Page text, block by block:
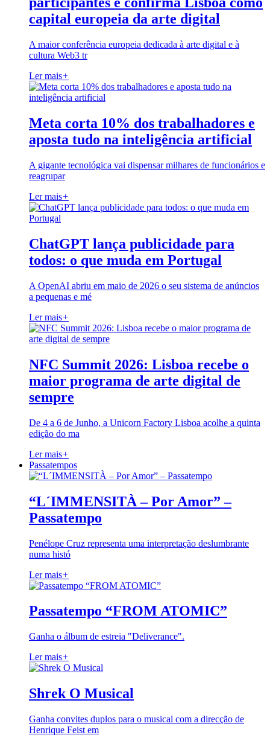
capital europeia da arte digital
A maior conferência europeia dedicada à arte digital e à
cultura Web3 tr
Ler mais+
Meta corta 10% dos trabalhadores e
aposta tudo na inteligência artificial
A gigante tecnológica vai dispensar milhares de funcionários e
reagrupar
Ler mais+
ChatGPT lança publicidade para
todos: o que muda em Portugal
A OpenAI abriu em maio de 2026 o seu sistema de anúncios
a pequenas e mé
Ler mais+
NFC Summit 2026: Lisboa recebe o
maior programa de arte digital de
sempre
De 4 a 6 de Junho, a Unicorn Factory Lisboa acolhe a quinta
edição do ma
Ler mais+
Passatempos
“L´IMMENSITÀ – Por Amor” –
Passatempo
Penélope Cruz representa uma interpretação deslumbrante
numa histó
Ler mais+
Passatempo “FROM ATOMIC”
Ganha o álbum de estreia "Deliverance".
Ler mais+
Shrek O Musical
Ganha convites duplos para o musical com a direcção de
Henrique Feist em